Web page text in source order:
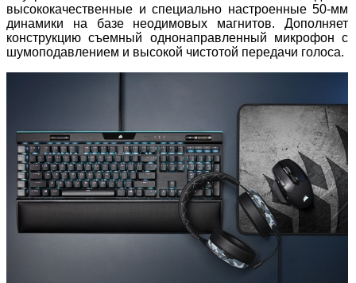
высококачественные и специально настроенные 50-мм
динамики на базе неодимовых магнитов. Дополняет
конструкцию съемный однонаправленный микрофон с
шумоподавлением и высокой чистотой передачи голоса.